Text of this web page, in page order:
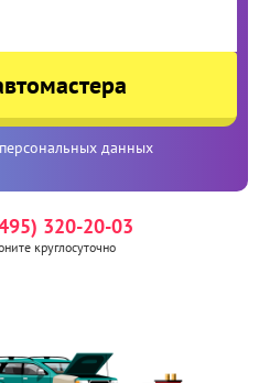
данных
320-20-03
круглосуточно